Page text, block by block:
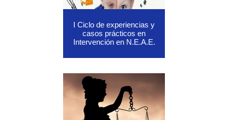
I Ciclo de experiencias y
casos prácticos en
Intervención en N.E.A.E.